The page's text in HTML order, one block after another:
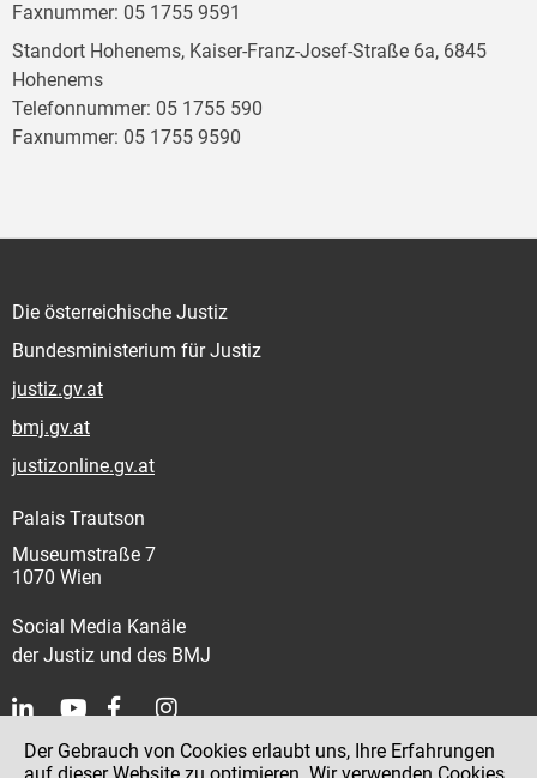
Faxnummer: 05 1755 9591
Standort Hohenems, Kaiser-Franz-Josef-Straße 6a, 6845
Hohenems
Telefonnummer: 05 1755 590
Faxnummer: 05 1755 9590
Die österreichische Justiz
Bundesministerium für Justiz
justiz.gv.at
bmj.gv.at
justizonline.gv.at
Palais Trautson
Museumstraße 7
1070 Wien
Social Media Kanäle
der Justiz und des BMJ
Kontakt
Der Gebrauch von Cookies erlaubt uns, Ihre Erfahrungen